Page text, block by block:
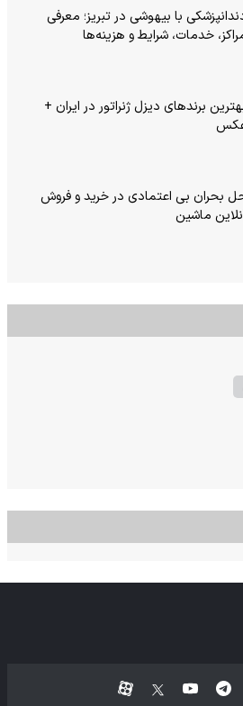
با بیهوشی در تبریز؛ معرفی
خدمات، شرایط و هزینه‌ها
برندهای دیزل ژنراتور در ایران +
بحران بی‌ اعتمادی در خرید و فروش
ماشین